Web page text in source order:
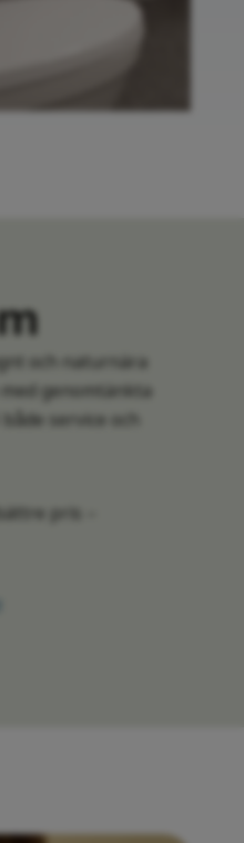
och naturnära
genomtänkta
service och
pris –